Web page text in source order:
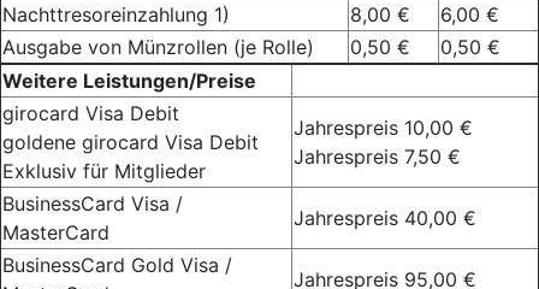
Nachttresoreinzahlung 1)
8,00 €
6,00 €
Ausgabe von Münzrollen (je Rolle)
0,50 €
0,50 €
Weitere Leistungen/Preise
girocard Visa Debit
goldene girocard Visa Debit
Exklusiv für Mitglieder
Jahrespreis 10,00 €
Jahrespreis 7,50 €
BusinessCard Visa /
MasterCard
Jahrespreis 40,00 €
BusinessCard Gold Visa /
Jahrespreis 95,00 €